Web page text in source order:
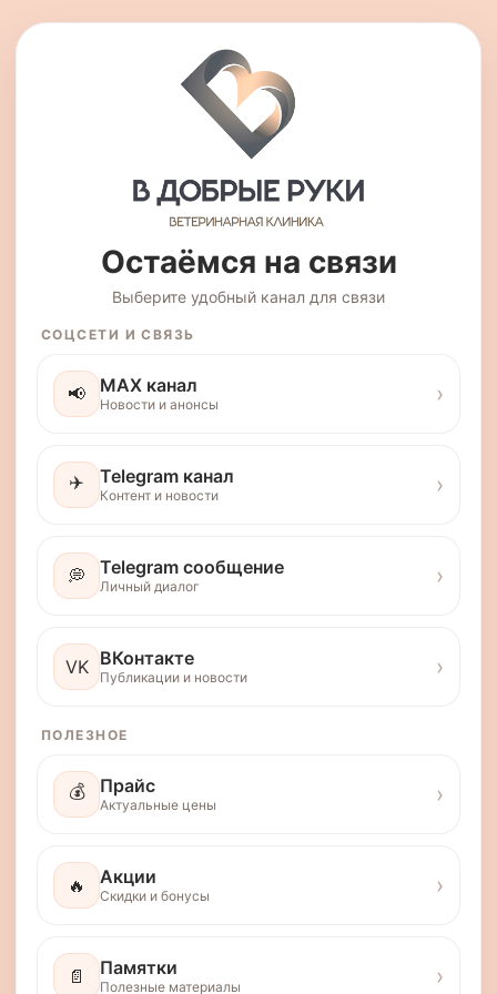
Остаёмся на связи
Выберите удобный канал для связи
СОЦСЕТИ И СВЯЗЬ
📢 MAX канал
Новости и анонсы ›
✈️ Telegram канал
Контент и новости ›
💭 Telegram сообщение
Личный диалог ›
VK ВКонтакте
Публикации и новости ›
ПОЛЕЗНОЕ
💰 Прайс
Актуальные цены ›
🔥 Акции
Скидки и бонусы ›
📄 Памятки
Полезные материалы ›